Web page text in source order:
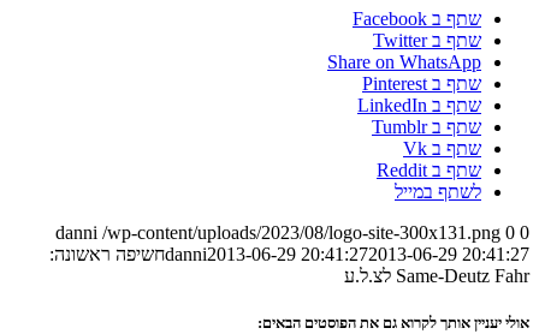
שתף ב Facebook
שתף ב Twitter
Share on WhatsApp
שתף ב Pinterest
שתף ב LinkedIn
שתף ב Tumblr
שתף ב Vk
שתף ב Reddit
לשתף במייל
0
0
danni /wp-content/uploads/2023/08/logo-site-300x131.png
danni2013-06-29 20:41:272013-06-29 20:41:27
חשיפה ראשונה:
Same-Deutz Fahr לצ.ל.ע
אולי יעניין אותך לקרוא גם את הפוסטים הבאים: